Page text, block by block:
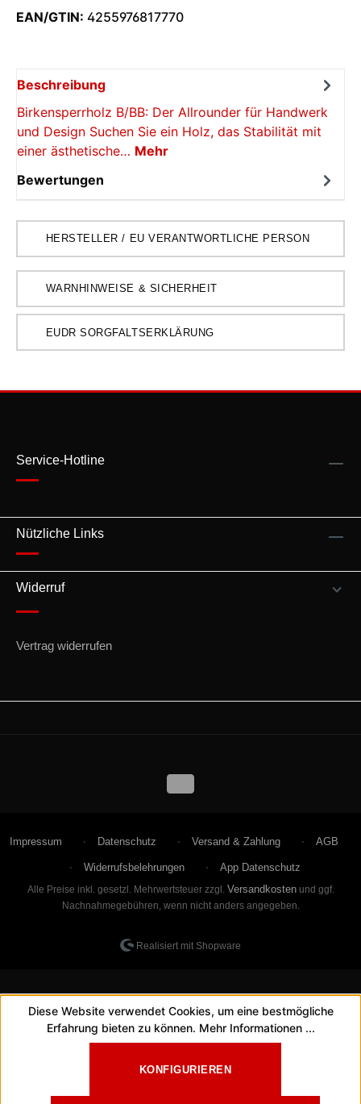
EAN/GTIN: 4255976817770
Beschreibung
Birkensperrholz B/BB: Der Allrounder für Handwerk
und Design Suchen Sie ein Holz, das Stabilität mit
einer ästhetische… Mehr
Bewertungen
HERSTELLER / EU VERANTWORTLICHE PERSON
WARNHINWEISE & SICHERHEIT
EUDR SORGFALTSERKLÄRUNG
Service-Hotline
Nützliche Links
Widerruf
Vertrag widerrufen
Impressum Datenschutz Versand & Zahlung AGB
Widerrufsbelehrungen App Datenschutz
Alle Preise inkl. gesetzl. Mehrwertsteuer zzgl. Versandkostenund ggf.
Nachnahmegebühren, wenn nicht anders angegeben.
Realisiert mit Shopware
Diese Website verwendet Cookies, um eine bestmögliche
Erfahrung bieten zu können. Mehr Informationen ...
KONFIGURIEREN